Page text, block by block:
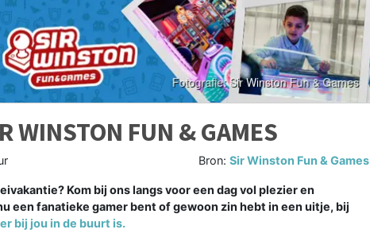
WINSTON FUN & GAMES
Bron:Sir Winston Fun & Games
Kom bij ons langs voor een dag vol plezier en
een fanatieke gamer bent of gewoon zin hebt in een uitje, bij
bij jou in de buurt is.